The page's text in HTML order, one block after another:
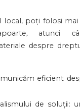
local, poți folosi
atunci
despre
eficient
de soluții: